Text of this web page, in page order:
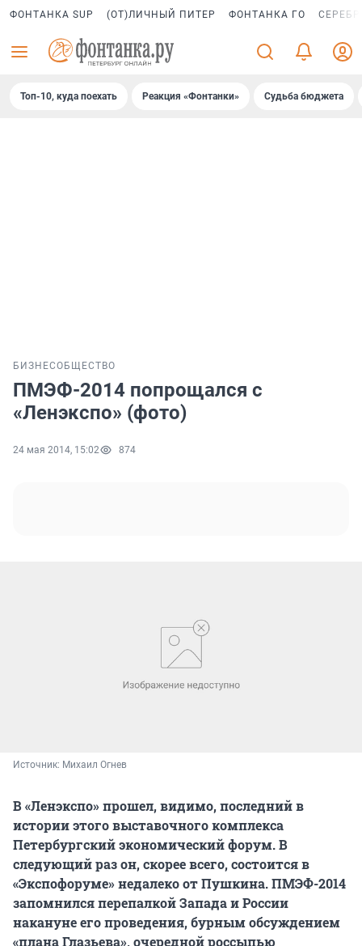
ФОНТАНКА SUP (ОТ)ЛИЧНЫЙ ПИТЕР ФОНТАНКА ГО
Топ-10, куда поехать Реакция «Фонтанки» Судьба бюджета
БИЗНЕСОБЩЕСТВО
ПМЭФ-2014 попрощался с
«Ленэкспо» (фото)
24 мая 2014, 15:02 874
Источник: Михаил Огнев
В «Ленэкспо» прошел, видимо, последний в
истории этого выставочного комплекса
Петербургский экономический форум. В
следующий раз он, скорее всего, состоится в
«Экспофоруме» недалеко от Пушкина. ПМЭФ-2014
запомнился перепалкой Запада и России
накануне его проведения, бурным обсуждением
«плана Глазьева», очередной россыпью